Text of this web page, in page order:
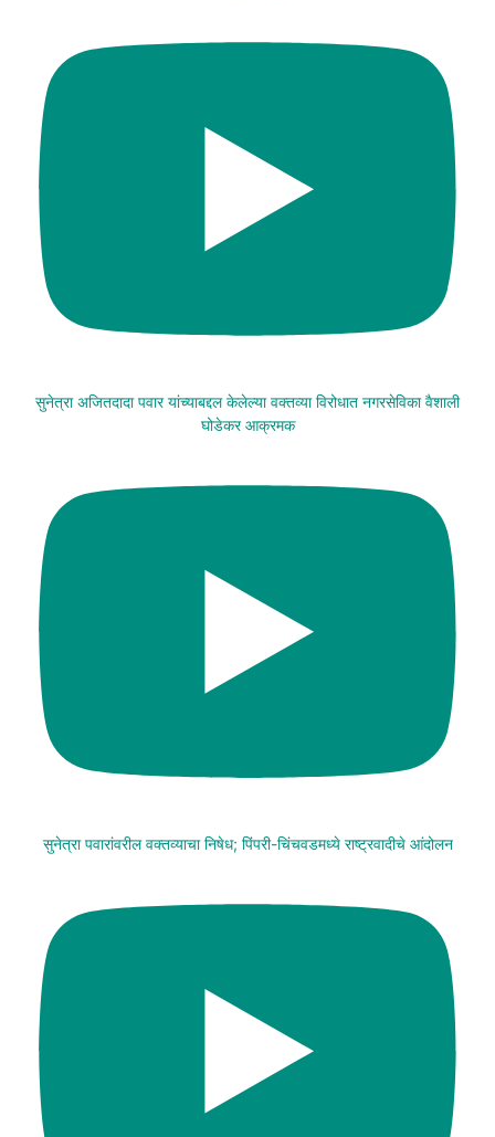
सुनेत्रा अजितदादा पवार यांच्याबद्दल केलेल्या वक्तव्या विरोधात नगरसेविका वैशाली
घोडेकर आक्रमक
सुनेत्रा पवारांवरील वक्तव्याचा निषेध; पिंपरी-चिंचवडमध्ये राष्ट्रवादीचे आंदोलन